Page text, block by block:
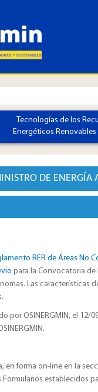
Tecnologías de los
Energéticos Renovables
DE
RER de Áreas No
para la Convocatoria de
Las características
por OSINERGMIN, el
en forma on-line en la
establecidos